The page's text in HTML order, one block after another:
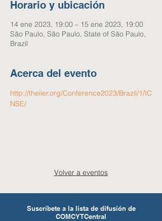
Horario y ubicación
14 ene 2023, 19:00 – 15 ene 2023, 19:00
São Paulo, São Paulo, State of São Paulo,
Brazil
Acerca del evento
http://theiier.org/Conference2023/Brazil/1/IC
NSE/
Volver a eventos
Suscríbete a la lista de difusión de
COMCYTCentral